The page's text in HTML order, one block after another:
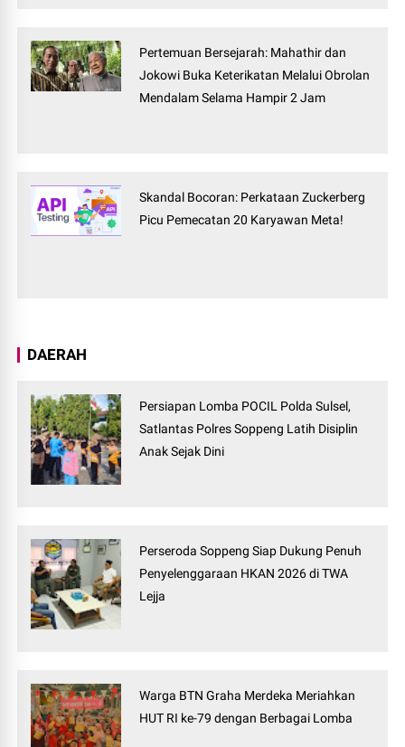
Pertemuan Bersejarah: Mahathir dan
Jokowi Buka Keterikatan Melalui Obrolan
Mendalam Selama Hampir 2 Jam
Skandal Bocoran: Perkataan Zuckerberg
Picu Pemecatan 20 Karyawan Meta!
DAERAH
Persiapan Lomba POCIL Polda Sulsel,
Satlantas Polres Soppeng Latih Disiplin
Anak Sejak Dini
Perseroda Soppeng Siap Dukung Penuh
Penyelenggaraan HKAN 2026 di TWA
Lejja
Warga BTN Graha Merdeka Meriahkan
HUT RI ke-79 dengan Berbagai Lomba